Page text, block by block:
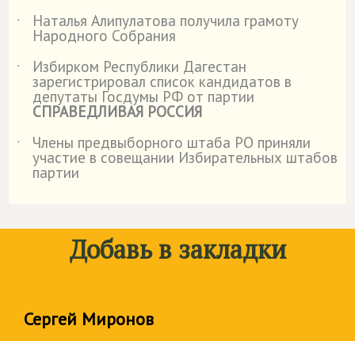
˙
Наталья Алипулатова получила грамоту
Народного Собрания
˙
Избирком Республики Дагестан
зарегистрировал список кандидатов в
депутаты Госдумы РФ от партии
СПРАВЕДЛИВАЯ РОССИЯ
˙
Члены предвыборного штаба РО приняли
участие в совещании Избирательных штабов
партии
Добавь в закладки
Сергей Миронов